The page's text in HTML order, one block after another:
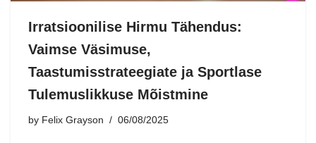
Irratsioonilise Hirmu Tähendus:
Vaimse Väsimuse,
Taastumisstrateegiate ja Sportlase
Tulemuslikkuse Mõistmine
by Felix Grayson 06/08/2025